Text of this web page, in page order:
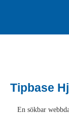
Tipbase
En sökbar